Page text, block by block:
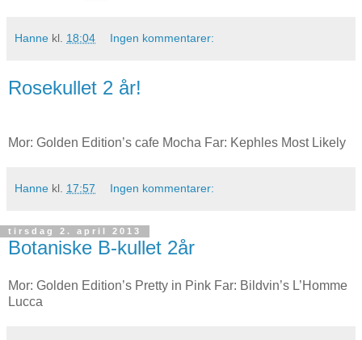
Hanne kl. 18:04 Ingen kommentarer:
Rosekullet 2 år!
Mor: Golden Edition’s cafe Mocha Far: Kephles Most Likely
Hanne kl. 17:57 Ingen kommentarer:
tirsdag 2. april 2013
Botaniske B-kullet 2år
Mor: Golden Edition’s Pretty in Pink Far: Bildvin’s L’Homme
Lucca